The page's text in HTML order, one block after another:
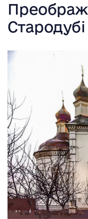
Стародубі